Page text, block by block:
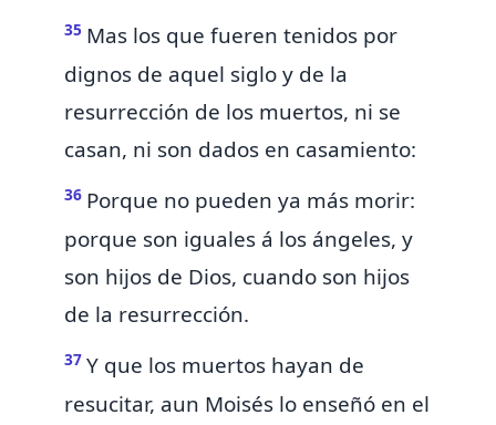
35 Mas los que fueren tenidos por
dignos de aquel siglo y de la
resurrección de los muertos, ni se
casan, ni son dados en casamiento:
36 Porque no pueden ya más morir:
porque son iguales á los ángeles, y
son hijos de Dios, cuando son hijos
de la resurrección.
37 Y que los muertos hayan de
resucitar, aun Moisés lo enseñó en el